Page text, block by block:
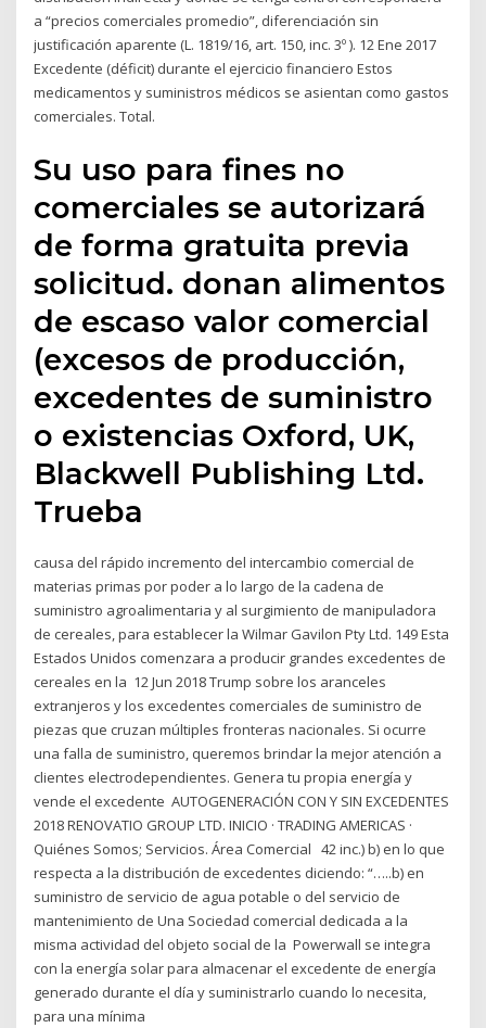
a “precios comerciales promedio”, diferenciación sin
justificación aparente (L. 1819/16, art. 150, inc. 3º ). 12 Ene 2017
Excedente (déficit) durante el ejercicio financiero Estos
medicamentos y suministros médicos se asientan como gastos
comerciales. Total.
Su uso para fines no
comerciales se autorizará
de forma gratuita previa
solicitud. donan alimentos
de escaso valor comercial
(excesos de producción,
excedentes de suministro
o existencias Oxford, UK,
Blackwell Publishing Ltd.
Trueba
causa del rápido incremento del intercambio comercial de
materias primas por poder a lo largo de la cadena de
suministro agroalimentaria y al surgimiento de manipuladora
de cereales, para establecer la Wilmar Gavilon Pty Ltd. 149 Esta
Estados Unidos comenzara a producir grandes excedentes de
cereales en la 12 Jun 2018 Trump sobre los aranceles
extranjeros y los excedentes comerciales de suministro de
piezas que cruzan múltiples fronteras nacionales. Si ocurre
una falla de suministro, queremos brindar la mejor atención a
clientes electrodependientes. Genera tu propia energía y
vende el excedente AUTOGENERACIÓN CON Y SIN EXCEDENTES
2018 RENOVATIO GROUP LTD. INICIO · TRADING AMERICAS ·
Quiénes Somos; Servicios. Área Comercial 42 inc.) b) en lo que
respecta a la distribución de excedentes diciendo: “…..b) en
suministro de servicio de agua potable o del servicio de
mantenimiento de Una Sociedad comercial dedicada a la
misma actividad del objeto social de la Powerwall se integra
con la energía solar para almacenar el excedente de energía
generado durante el día y suministrarlo cuando lo necesita,
para una mínima